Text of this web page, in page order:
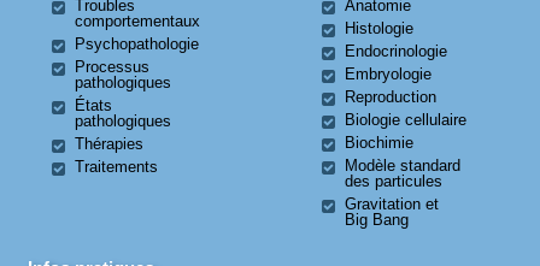
Troubles
comportementaux
Psychopathologie
Processus
pathologiques
États
pathologiques
Thérapies
Traitements
Anatomie
Histologie
Endocrinologie
Embryologie
Reproduction
Biologie cellulaire
Biochimie
Modèle standard
des particules
Gravitation et
Big Bang